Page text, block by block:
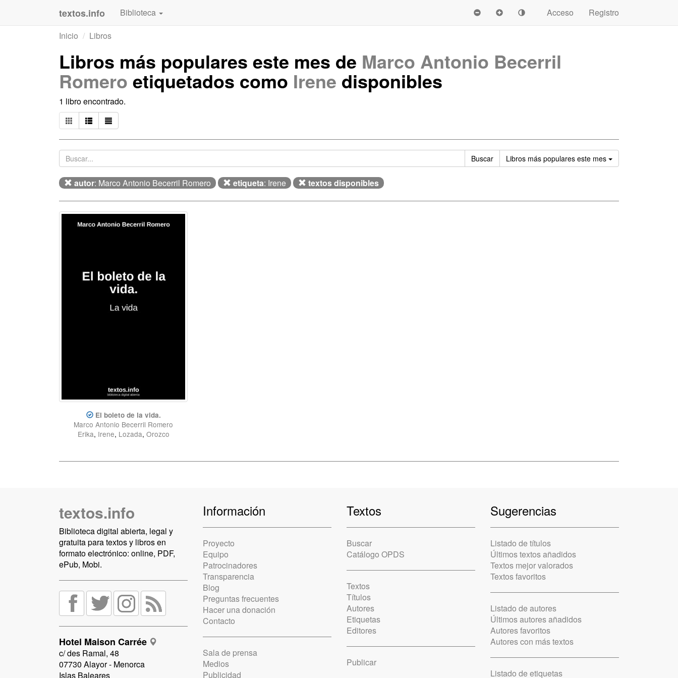
textos.info Biblioteca Acceso
Registro
Inicio
Libros
Libros más populares este mes de Marco Antonio Becerril
Romero etiquetados como Irene disponibles
1 libro encontrado.
Buscar Libros más populares este mes Ordenar
autor: Marco Antonio Becerril Romero etiqueta: Irene textos disponibles
El boleto de la vida.
Marco Antonio Becerril Romero
Erika, Irene, Lozada, Orozco
textos.info
Biblioteca digital abierta, legal y
gratuita para textos y libros en
formato electrónico: online, PDF,
ePub, Mobi.
Hotel Maison Carrée
c/ des Ramal, 48
07730 Alayor - Menorca
Islas Baleares
Información
Proyecto
Equipo
Patrocinadores
Transparencia
Blog
Preguntas frecuentes
Hacer una donación
Contacto
Sala de prensa
Medios
Publicidad
Textos
Buscar
Catálogo OPDS
Textos
Títulos
Autores
Etiquetas
Editores
Publicar
Sugerencias
Listado de títulos
Últimos textos añadidos
Textos mejor valorados
Textos favoritos
Listado de autores
Últimos autores añadidos
Autores favoritos
Autores con más textos
Listado de etiquetas